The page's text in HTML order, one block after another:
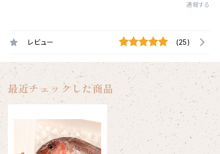
通報する
レビュー (25)
最近チェックした商品